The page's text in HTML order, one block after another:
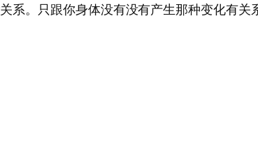
系。只跟你身体没有没有产生那种变化有